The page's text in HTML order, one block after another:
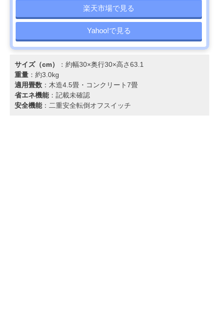
楽天市場で見る
Yahoo!で見る
サイズ（cm）
：約幅30×奥行30×高さ63.1
重量 ：約3.0kg
適用畳数 ：木造4.5畳・コンクリート7畳
省エネ機能：記載未確認
安全機能：二重安全転倒オフスイッチ